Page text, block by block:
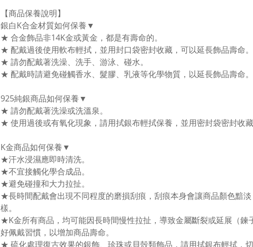
【商品保養說明】
銀白K合金材質如何保養▼
★ 合金飾品非14K金或黃金，都是有壽命的。
★ 配戴過後使用軟布輕拭，並用封口袋密封收藏，可以延長飾品壽命
★ 請勿配戴著洗澡、洗手、游泳、碰水。
★ 配戴時請避免碰觸香水、髮膠、乳液等化學物質，以延長飾品壽命。
925純銀商品如何保養▼
★ 請勿配戴著洗澡或洗溫泉。
★ 使用過後或有氧化現象，請用拭銀布輕拭保養，並用密封袋密封收藏
K金商品如何保養▼
★汗水浸濕應即時清洗。
★不宜接觸化學合成品。
★避免碰撞和大力拉扯。
★長時間配戴會出現不同程度的磨損刮痕，刮痕本身會讓商品顏色黯
樣。
★K金所有商品，均可能因長時間慢性拉扯，導致金屬斷裂或延展（鍊
好佩戴習慣，以增加商品壽命。
★ 硫化處理復古效果的銀飾、珍珠或貝殼類飾品，請用拭銀布輕拭，切